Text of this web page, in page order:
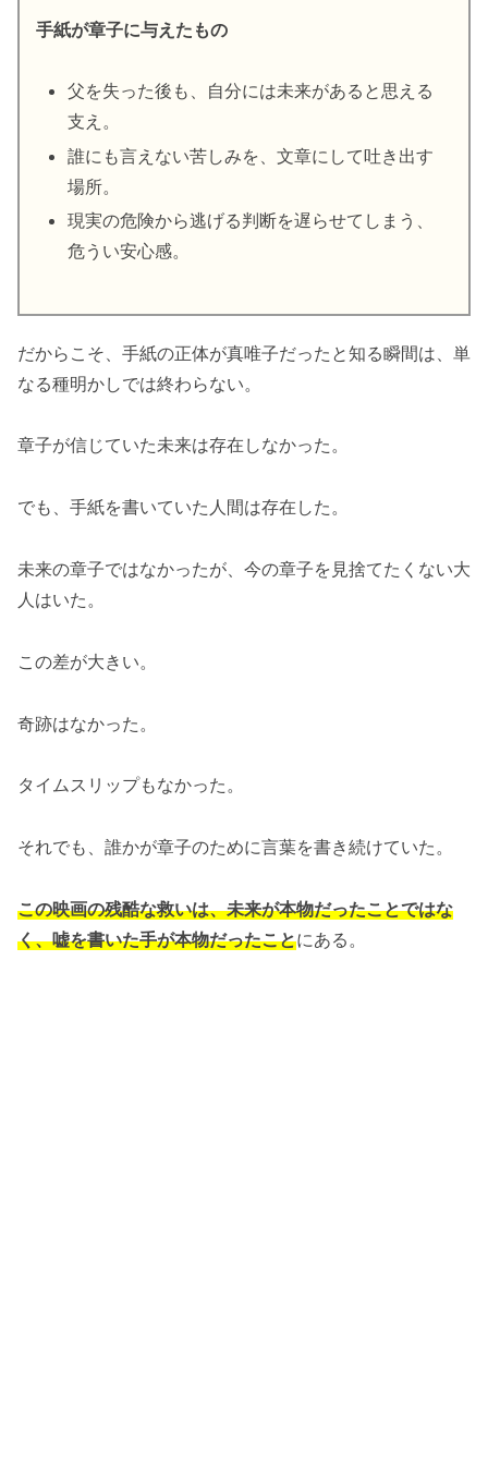
手紙が章子に与えたもの
父を失った後も、自分には未来があると思える
支え。
誰にも言えない苦しみを、文章にして吐き出す
場所。
現実の危険から逃げる判断を遅らせてしまう、
危うい安心感。
だからこそ、手紙の正体が真唯子だったと知る瞬間は、単
なる種明かしでは終わらない。
章子が信じていた未来は存在しなかった。
でも、手紙を書いていた人間は存在した。
未来の章子ではなかったが、今の章子を見捨てたくない大
人はいた。
この差が大きい。
奇跡はなかった。
タイムスリップもなかった。
それでも、誰かが章子のために言葉を書き続けていた。
この映画の残酷な救いは、未来が本物だったことではな
く、嘘を書いた手が本物だったことにある。